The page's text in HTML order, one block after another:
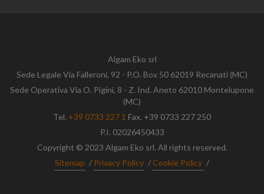
Algam Eko srl
Sede Legale Via Falleroni, 92 - P.O. Box 50 62019 Recanati (MC)
Sede Operativa Via O. Pigini, 8 - Z. Ind. Aneto 62010 Montelupone
(MC)
Tel. +39 0733 227 1 Fax. +39 0733 227 250
P.I. 02026450433
Copyright © 2023 Algam Eko srl. All rights reserved.
Sitemap / Privacy Policy / Cookie Policy /